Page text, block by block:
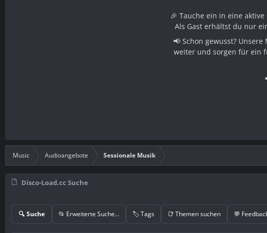
🎉 Tauche ein in eine
Als Gast erhältst du nur
📢 Schon gewusst?
weiter und sorgen für ein
Music Audioangebote Sessionale Musik
Disco-Load.cc Suche
🔍 Suche 📂 Erweiterte Suche… 🏷️ Tags 📑 Themen suchen 💬